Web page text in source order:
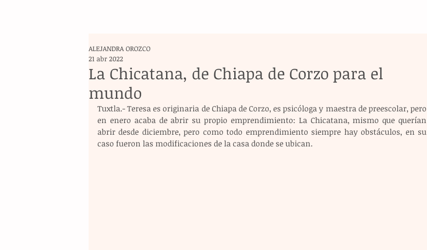
La Chicatana, de Chiapa de Corzo para el
mundo
ALEJANDRA OROZCO
21 abr 2022
Tuxtla.- Teresa es originaria de Chiapa de Corzo, es psicóloga y maestra de preescolar, pero
en enero acaba de abrir su propio emprendimiento: La Chicatana, mismo que querían
abrir desde diciembre, pero como todo emprendimiento siempre hay obstáculos, en su
caso fueron las modificaciones de la casa donde se ubican.